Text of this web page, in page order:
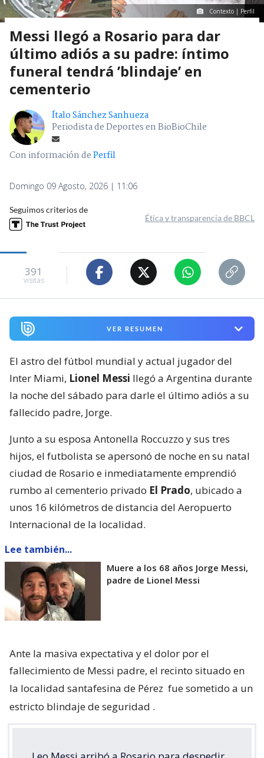
Contexto | Perfil
Messi llegó a Rosario para dar
último adiós a su padre: íntimo
funeral tendrá ’blindaje’ en
cementerio
Ítalo Sánchez Sanhueza
Periodista de Deportes en BioBioChile
Con información dePerfil
Domingo 09 Agosto, 2026 | 11:06
Seguimos criterios de
Ética y transparencia de BBCL
391
visitas
VER RESUMEN
El astro del fútbol mundial y actual jugador del
Inter Miami, Lionel Messi llegó a Argentina durante
la noche del sábado para darle el último adiós a su
fallecido padre, Jorge.
Junto a su esposa Antonella Roccuzzo y sus tres
hijos, el futbolista se apersonó de noche en su natal
ciudad de Rosario e inmediatamente emprendió
rumbo al cementerio privado El Prado, ubicado a
unos 16 kilómetros de distancia del Aeropuerto
Internacional de la localidad.
Lee también...
Muere a los 68 años Jorge Messi,
padre de Lionel Messi
Ante la masiva expectativa y el dolor por el
fallecimiento de Messi padre, el recinto situado en
la localidad santafesina de Pérez fue sometido a un
estricto blindaje de seguridad .